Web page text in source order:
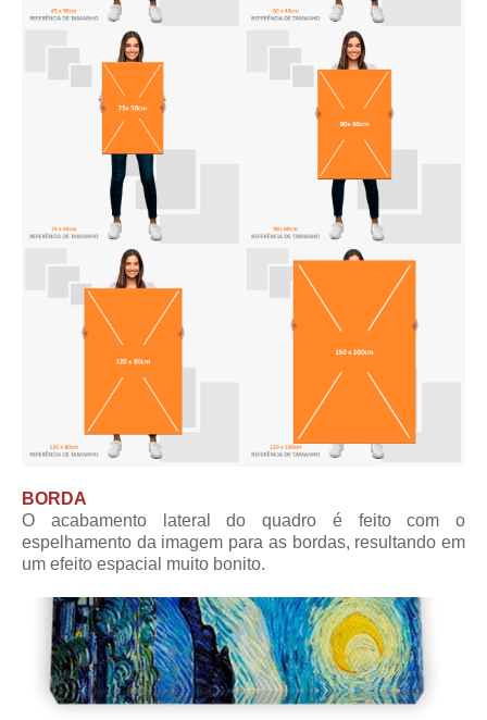
BORDA
O acabamento lateral do quadro é feito com o
espelhamento da imagem para as bordas, resultando em
um efeito espacial muito bonito.